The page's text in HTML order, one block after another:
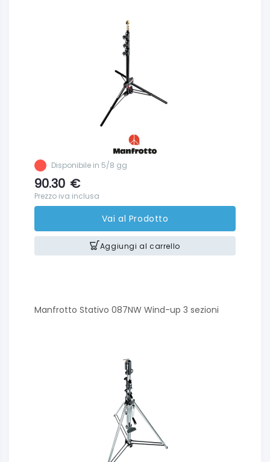
Disponibile in 5/8 gg
90.30 €
Prezzo iva inclusa
Vai al Prodotto
Aggiungi al carrello
Manfrotto Stativo 087NW Wind-up 3 sezioni